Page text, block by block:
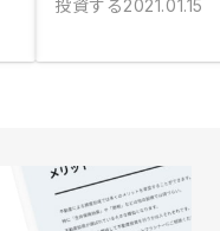
投資する2021.01.15